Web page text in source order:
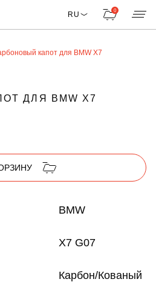
RU 0
капот для BMW X7
ДЛЯ BMW X7
BMW
X7 G07
Карбон/Кованый